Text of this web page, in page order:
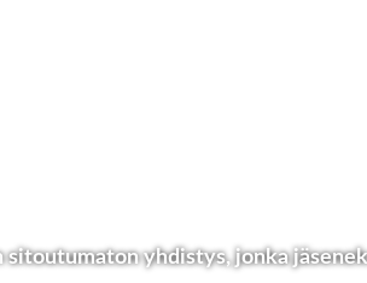
sitoutumaton yhdistys, jonka